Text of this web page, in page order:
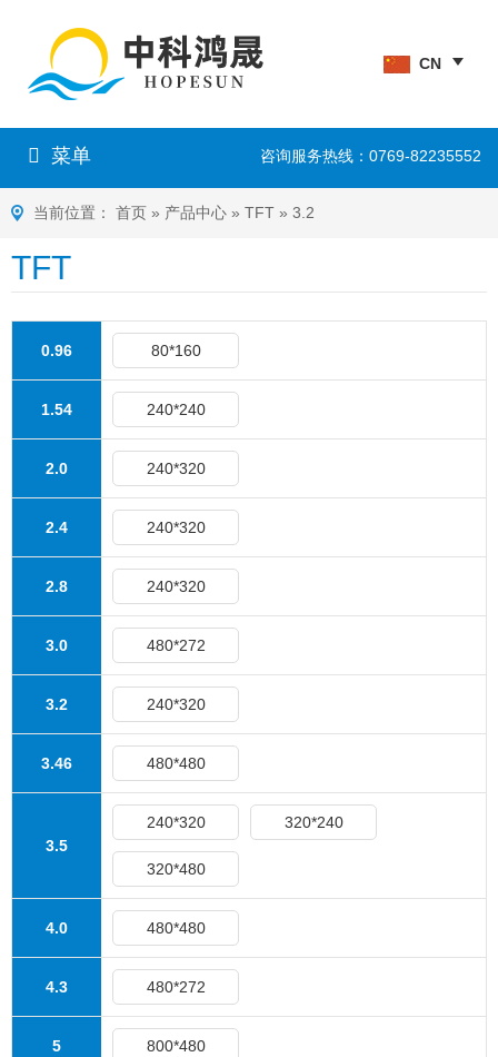
CN
菜单 咨询服务热线：0769-82235552
当前位置： 首页 » 产品中心 » TFT » 3.2
TFT
0.96 80*160
1.54 240*240
2.0 240*320
2.4 240*320
2.8 240*320
3.0 480*272
3.2 240*320
3.46 480*480
3.5
240*320 320*240
320*480
4.0 480*480
4.3 480*272
5 800*480